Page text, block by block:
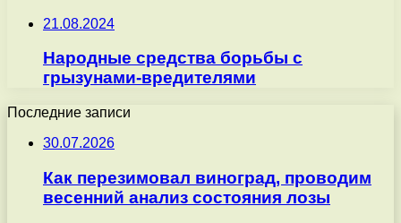
21.08.2024
Народные средства борьбы с
грызунами-вредителями
Последние записи
30.07.2026
Как перезимовал виноград, проводим
весенний анализ состояния лозы